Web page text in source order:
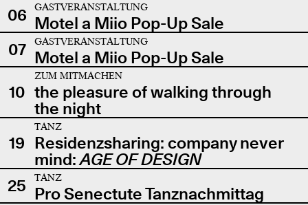
06
GASTVERANSTALTUNG
Motel a Miio Pop-Up Sale
07
GASTVERANSTALTUNG
Motel a Miio Pop-Up Sale
10
ZUM MITMACHEN
the pleasure of walking through
the night
19
TANZ
Residenzsharing: company never
mind:AGE OF DESIGN
25
TANZ
Pro Senectute Tanznachmittag